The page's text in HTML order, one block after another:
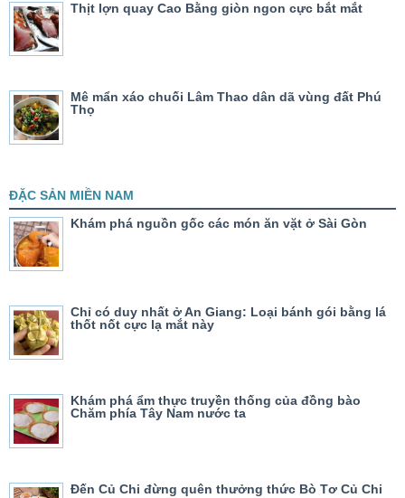
Thịt lợn quay Cao Bằng giòn ngon cực bắt mắt
Mê mẩn xáo chuối Lâm Thao dân dã vùng đất Phú
Thọ
ĐẶC SẢN MIỀN NAM
Khám phá nguồn gốc các món ăn vặt ở Sài Gòn
Chỉ có duy nhất ở An Giang: Loại bánh gói bằng lá
thốt nốt cực lạ mắt này
Khám phá ẩm thực truyền thống của đồng bào
Chăm phía Tây Nam nước ta
Đến Củ Chi đừng quên thưởng thức Bò Tơ Củ Chi